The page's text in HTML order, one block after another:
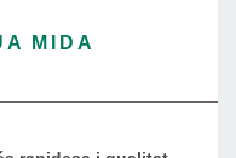
MIDA